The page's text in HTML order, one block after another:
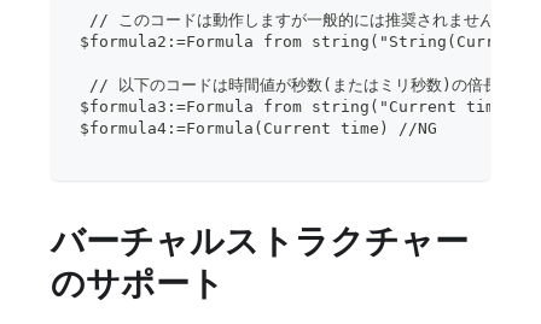
// このコードは動作しますが一般的には推奨されません
$formula2:=Formula from string("String(Current
// 以下のコードは時間値が秒数(またはミリ秒数)の倍長整数
$formula3:=Formula from string("Current time")
$formula4:=Formula(Current time) //NG
バーチャルストラクチャー
のサポート